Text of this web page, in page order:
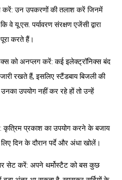
करें: उन उपकरणों की तलाश करें जिनमें
वे यू.एस. पर्यावरण संरक्षण एजेंसी द्वारा
पूरा करते हैं।
को अनप्लग करें: कई इलेक्ट्रॉनिक्स बंद
रखते हैं, इसलिए स्टैंडबाय बिजली की
उपयोग नहीं कर रहे हों तो उन्हें
कृत्रिम प्रकाश का उपयोग करने के बजाय
दिन के दौरान पर्दे और अंधा खोलें।
सेट करें: अपने थर्मोस्टैट को बस कुछ